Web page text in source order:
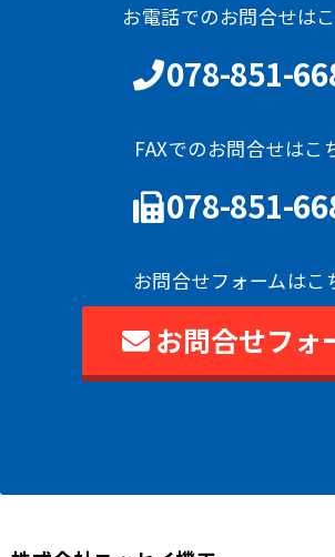
お電話でのお問合せは
078-851-
FAXでのお問合せはこ
078-851-
お問合せフォームはこ
お問合せフォ